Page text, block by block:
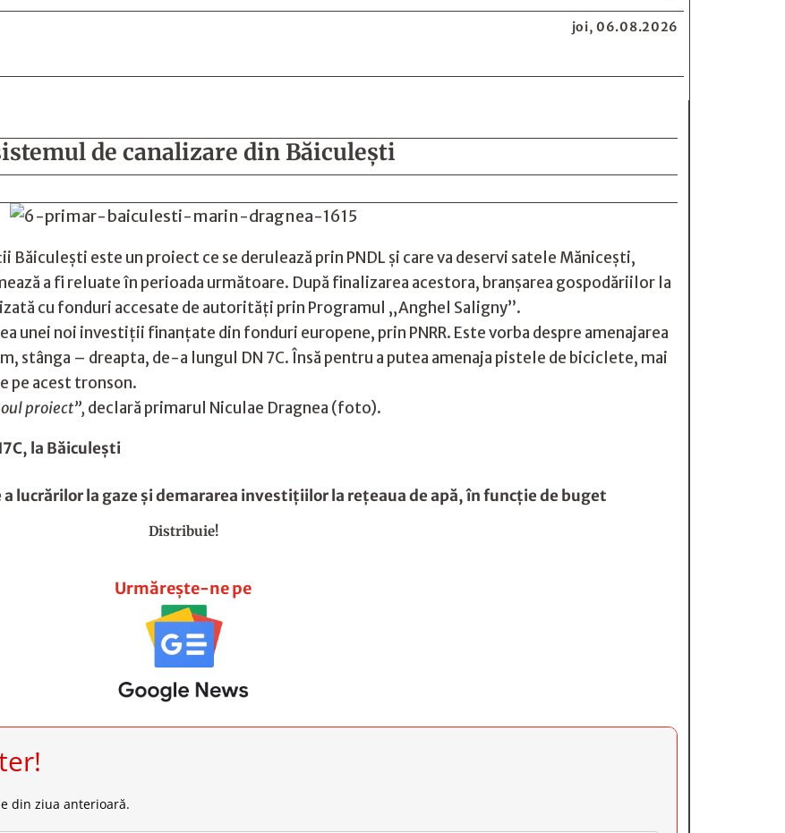
joi, 06.08.2026
de canalizare din Băiculeşti
este un proiect ce se derulează prin PNDL și care va deservi satele Mănicești,
a fi reluate în perioada următoare. După finalizarea acestora, branșarea gospodăriilor la
cu fonduri accesate de autorități prin Programul „Anghel Saligny”.
unei noi investiții finanțate din fonduri europene, prin PNRR. Este vorba despre amenajarea
stânga – dreapta, de-a lungul DN 7C. Însă pentru a putea amenaja pistele de biciclete, mai
pe acest tronson.
proiect”, declară primarul Niculae Dragnea (foto).
la Băiculeşti
lucrărilor la gaze şi demararea investiţiilor la reţeaua de apă, în funcţie de buget
Distribuie!
Urmărește-ne pe
din ziua anterioară.